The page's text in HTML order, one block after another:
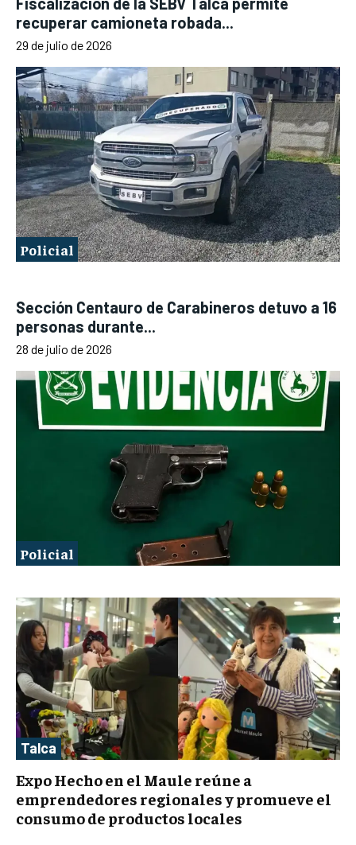
recuperar camioneta robada...
29 de julio de 2026
Policial
Sección Centauro de Carabineros detuvo a 16
personas durante...
28 de julio de 2026
Policial
Talca
Expo Hecho en el Maule reúne a
emprendedores regionales y promueve el
consumo de productos locales